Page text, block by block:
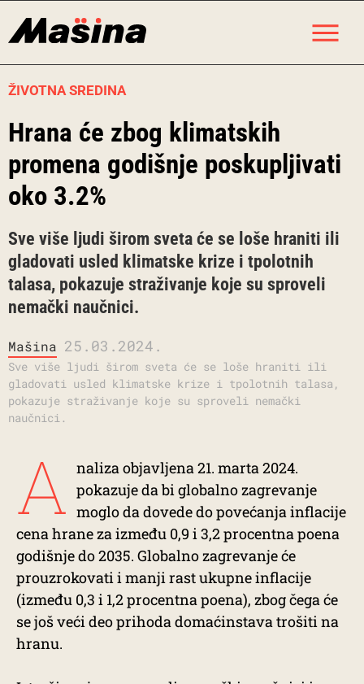
ŽIVOTNA SREDINA
Hrana će zbog klimatskih
promena godišnje poskupljivati
oko 3.2%
Sve više ljudi širom sveta će se loše hraniti ili
gladovati usled klimatske krize i tpolotnih
talasa, pokazuje straživanje koje su sproveli
nemački naučnici.
Mašina 25.03.2024.
Sve više ljudi širom sveta će se loše hraniti ili
gladovati usled klimatske krize i tpolotnih talasa,
pokazuje straživanje koje su sproveli nemački
naučnici.
A naliza objavljena 21. marta 2024.
pokazuje da bi globalno zagrevanje
moglo da dovede do povećanja inflacije
cena hrane za između 0,9 i 3,2 procentna poena
godišnje do 2035. Globalno zagrevanje će
prouzrokovati i manji rast ukupne inflacije
(između 0,3 i 1,2 procentna poena), zbog čega će
se još veći deo prihoda domaćinstava trošiti na
hranu.